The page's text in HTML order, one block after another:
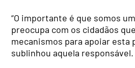
“O importante é que somos
preocupa com os cidadãos
mecanismos para apoiar esta
sublinhou aquela responsável.